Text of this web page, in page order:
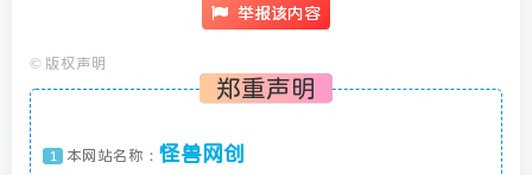
举报该内容
© 版权声明
郑重声明
1 本网站名称： 怪兽网创